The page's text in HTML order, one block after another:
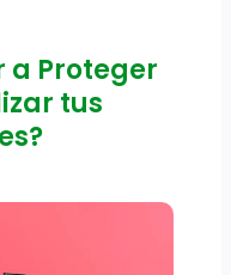
a Proteger
tus